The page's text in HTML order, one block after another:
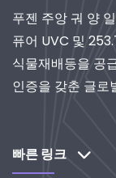
푸젠 주앙 궈 양
퓨어 UVC 및
식물재배등을 공
인증을 갖춘 글로
빠른 링크